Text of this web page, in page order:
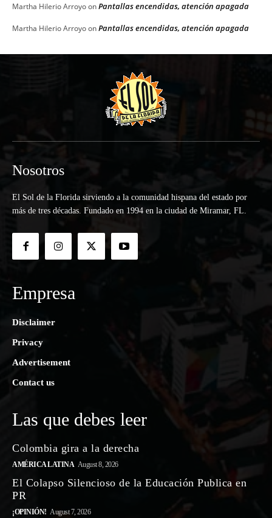
Martha Hilerio ArroyoonPantallas encendidas, atención apagada
Martha Hilerio ArroyoonPantallas encendidas, atención apagada
Nosotros
El Sol de la Florida sirviendo a la comunidad hispana del estado por
más de tres décadas. Fundado en 1994 en la ciudad de Miramar, FL.
Empresa
Disclaimer
Privacy
Advertisement
Contact us
Las que debes leer
Colombia gira a la derecha
AMÉRICA LATINA August 8, 2026
El Colapso Silencioso de la Educación Publica en
PR
¡OPINIÓN! August 7, 2026